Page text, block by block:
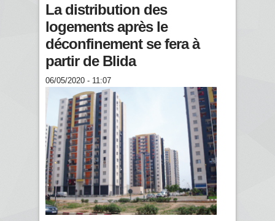
La distribution des
logements après le
déconfinement se fera à
partir de Blida
06/05/2020 - 11:07